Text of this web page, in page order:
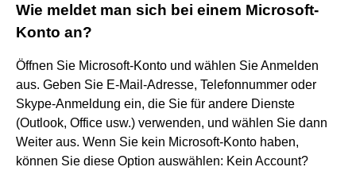
Wie meldet man sich bei einem Microsoft-
Konto an?
Öffnen Sie Microsoft-Konto und wählen Sie Anmelden
aus. Geben Sie E-Mail-Adresse, Telefonnummer oder
Skype-Anmeldung ein, die Sie für andere Dienste
(Outlook, Office usw.) verwenden, und wählen Sie dann
Weiter aus. Wenn Sie kein Microsoft-Konto haben,
können Sie diese Option auswählen: Kein Account?